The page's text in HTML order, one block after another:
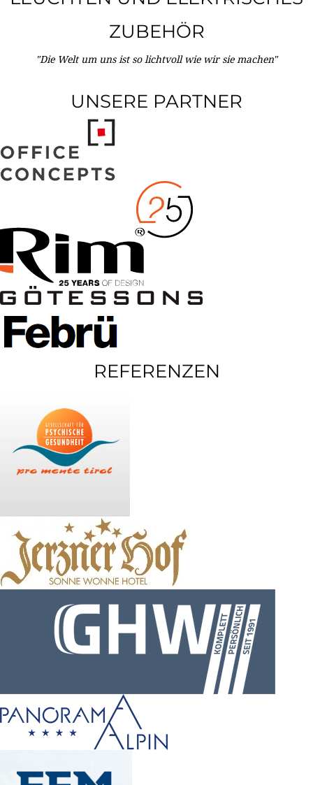
ZUBEHÖR
"Die Welt um uns ist so lichtvoll wie wir sie machen"
UNSERE PARTNER
REFERENZEN